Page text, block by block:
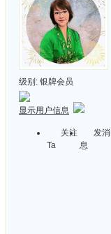
级别: 银牌会员
显示用户信息
关注
Ta
发消
息